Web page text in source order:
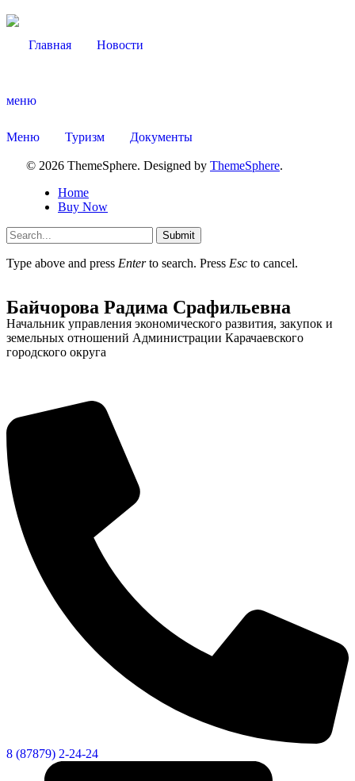
Главная Новости
меню
Меню Туризм Документы
© 2026 ThemeSphere. Designed by ThemeSphere.
Home
Buy Now
Submit
Type above and press Enterto search. Press Esc to cancel.
Байчорова Радима Срафильевна
Начальник управления экономического развития, закупок и
земельных отношений Администрации Карачаевского
городского округа
8 (87879) 2-24-24